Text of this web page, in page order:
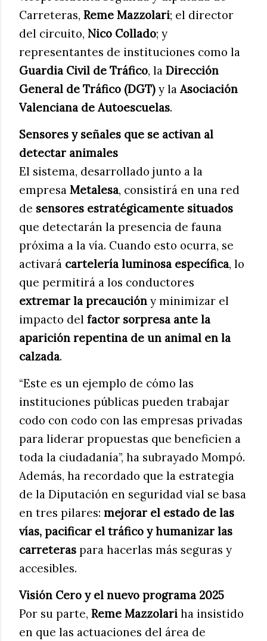
Carreteras, Reme Mazzolari; el director
del circuito, Nico Collado; y
representantes de instituciones como la
Guardia Civil de Tráfico, la Dirección
General de Tráfico (DGT) y la Asociación
Valenciana de Autoescuelas.
Sensores y señales que se activan al
detectar animales
El sistema, desarrollado junto a la
empresa Metalesa, consistirá en una red
de sensores estratégicamente situados
que detectarán la presencia de fauna
próxima a la vía. Cuando esto ocurra, se
activará cartelería luminosa específica, lo
que permitirá a los conductores
extremar la precaución y minimizar el
impacto del factor sorpresa ante la
aparición repentina de un animal en la
calzada.
“Este es un ejemplo de cómo las
instituciones públicas pueden trabajar
codo con codo con las empresas privadas
para liderar propuestas que beneficien a
toda la ciudadanía”, ha subrayado Mompó.
Además, ha recordado que la estrategia
de la Diputación en seguridad vial se basa
en tres pilares: mejorar el estado de las
vías, pacificar el tráfico y humanizar las
carreteras para hacerlas más seguras y
accesibles.
Visión Cero y el nuevo programa 2025
Por su parte, Reme Mazzolari ha insistido
en que las actuaciones del área de